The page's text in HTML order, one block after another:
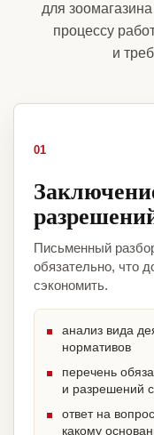
для
процессу
и
01
Письменный
обязательно, что
сэкономить.
анализ вида
нормативов
перечень
и разрешений
ответ на
какому